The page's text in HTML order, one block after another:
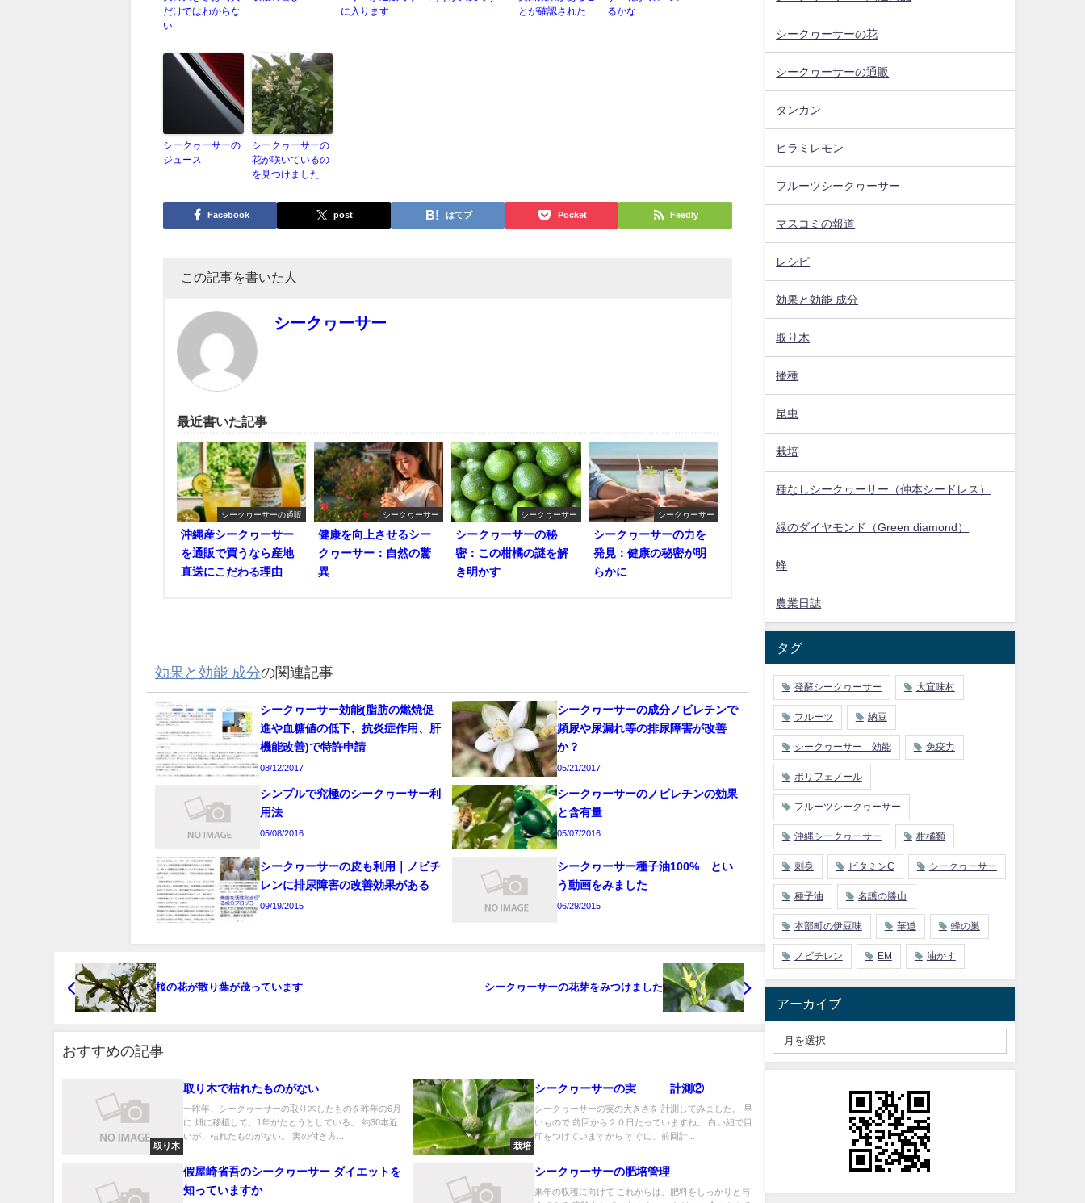
だけではわからな
い
に入ります
とが確認された
るかな
シークヮーサーの
ジュース
シークヮーサーの
花が咲いているの
を見つけました
Facebook post はてブ Pocket Feedly
この記事を書いた人
シークヮーサー
最近書いた記事
シークヮーサーの通販
沖縄産シークヮーサー
を通販で買うなら産地
直送にこだわる理由
シークヮーサー
健康を向上させるシー
クヮーサー：自然の驚
異
シークヮーサー
シークヮーサーの秘
密：この柑橘の謎を解
き明かす
シークヮーサー
シークヮーサーの力を
発見：健康の秘密が明
らかに
効果と効能 成分の関連記事
シークヮーサー効能(脂肪の燃焼促
進や血糖値の低下、抗炎症作用、肝
機能改善)で特許申請
08/12/2017
シークヮーサーの成分ノビレチンで
頻尿や尿漏れ等の排尿障害が改善
か？
05/21/2017
シンプルで究極のシークヮーサー利
用法
05/08/2016
シークヮーサーのノビレチンの効果
と含有量
05/07/2016
シークヮーサーの皮も利用｜ノビチ
レンに排尿障害の改善効果がある
09/19/2015
シークヮーサー種子油100% とい
う動画をみました
06/29/2015
桜の花が散り葉が茂っています シークヮーサーの花芽をみつけました
おすすめの記事
取り木
取り木で枯れたものがない
一昨年、シークヮーサーの取り木したものを昨年の6月
に 畑に移植して、1年がたとうとしている。 約30本近
いが、枯れたものがない。 実の付き方...
栽培
シークヮーサーの実 計測②
シークヮーサーの実の大きさを 計測してみました。 早
いもので 前回から２０日たっていますね。 白い紐で目
印をつけていますから すぐに、前回計...
假屋崎省吾のシークヮーサー ダイエットを
知っていますか
シークヮーサーの肥培管理
来年の収穫に向けて これからは、肥料をしっかりと与
シークヮーサーの花
シークヮーサーの通販
タンカン
ヒラミレモン
フルーツシークヮーサー
マスコミの報道
レシピ
効果と効能 成分
取り木
播種
昆虫
栽培
種なしシークヮーサー（仲本シードレス）
緑のダイヤモンド（Green diamond）
蜂
農業日誌
タグ
発酵シークヮーサー 大宜味村
フルーツ 納豆
シークヮーサー 効能 免疫力
ポリフェノール
フルーツシークヮーサー
沖縄シークヮーサー 柑橘類
刺身 ビタミンC シークヮーサー
種子油 名護の勝山
本部町の伊豆味 華道 蜂の巣
ノビチレン EM 油かす
アーカイブ